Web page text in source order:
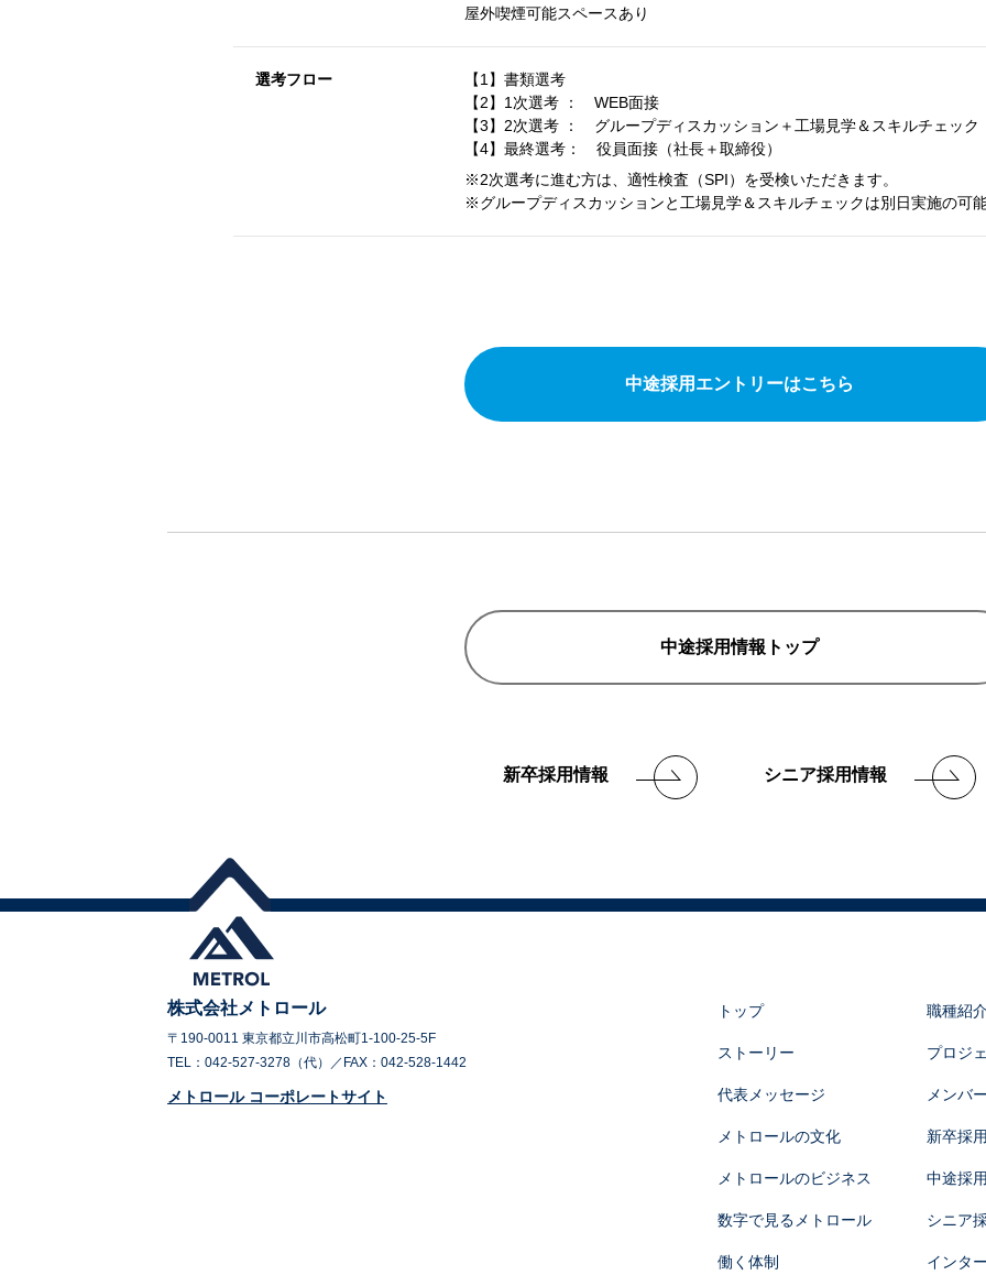
屋外喫煙可能スペースあり
選考フロー
【1】書類選考
【2】1次選考 ： WEB面接
【3】2次選考 ： グループディスカッション＋工場見学＆スキルチェック
【4】最終選考： 役員面接（社長＋取締役）
※2次選考に進む方は、適性検査（SPI）を受検いただきます。
※グループディスカッションと工場見学＆スキルチェックは別日実施の可
中途採用エントリーはこちら
中途採用情報トップ
新卒採用情報 シニア採用情報
株式会社メトロール
〒190-0011 東京都立川市高松町1-100-25-5F
TEL：042-527-3278（代）／FAX：042-528-1442
メトロール コーポレートサイト
トップ
ストーリー
代表メッセージ
メトロールの文化
メトロールのビジネス
数字で見るメトロール
働く体制
職種紹
プロジ
メンバ
新卒採
中途採
シニア
インタ